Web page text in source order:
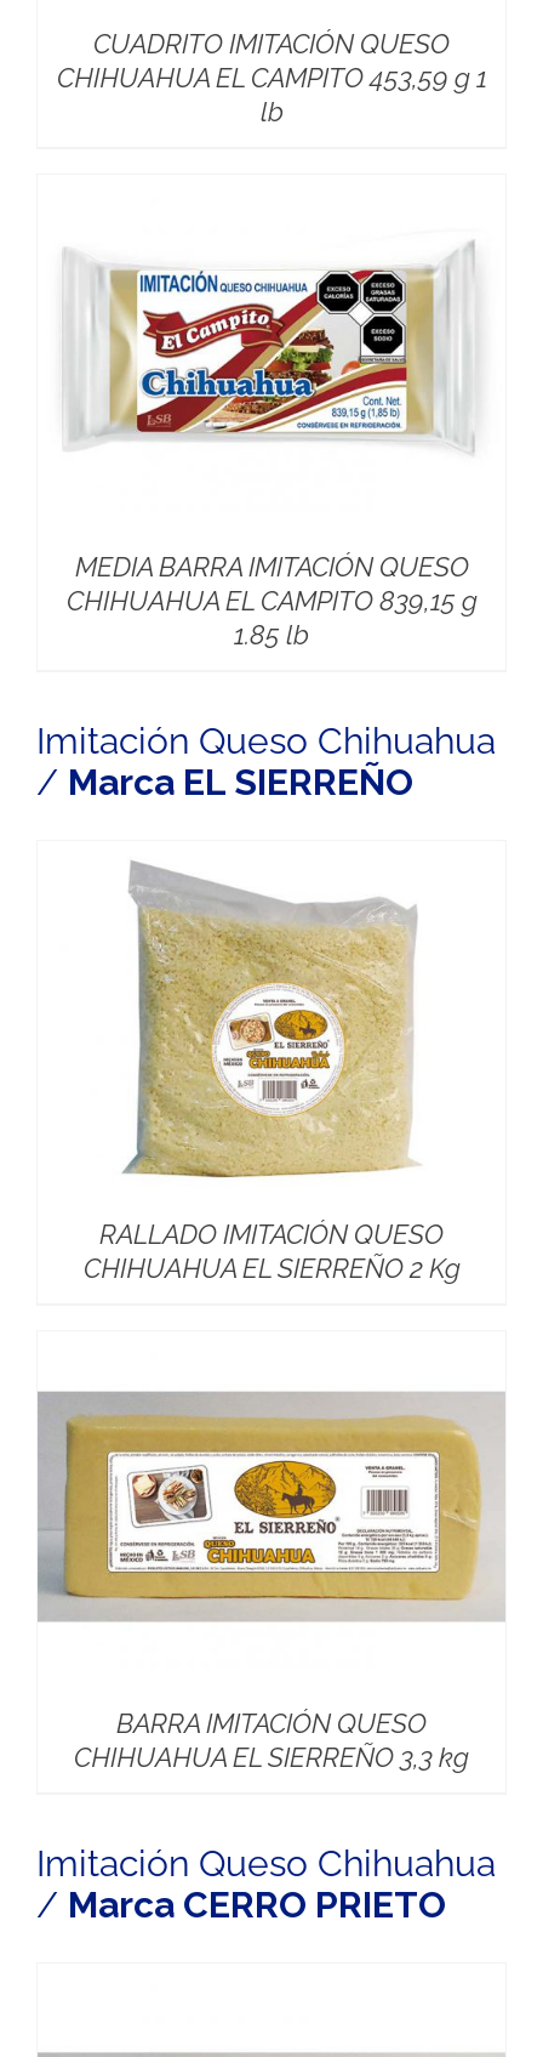
CUADRITO IMITACIÓN QUESO
CHIHUAHUA EL CAMPITO 453,59 g 1
lb
MEDIA BARRA IMITACIÓN QUESO
CHIHUAHUA EL CAMPITO 839,15 g
1.85 lb
Imitación Queso Chihuahua
/ Marca EL SIERREÑO
RALLADO IMITACIÓN QUESO
CHIHUAHUA EL SIERREÑO 2 Kg
BARRA IMITACIÓN QUESO
CHIHUAHUA EL SIERREÑO 3,3 kg
Imitación Queso Chihuahua
/ Marca CERRO PRIETO